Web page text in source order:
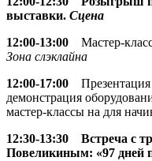
выставки. Сцена
12:00-13:00 Мастер-
Зона слэклайна
12:00-17:00
демонстрация
мастер-классы на для
12:30-13:30 Встреча с
Повеликиным: «97 дней